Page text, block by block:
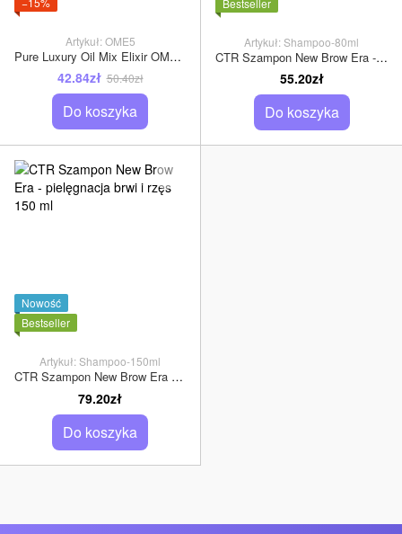
Artykuł: OME5
Pure Luxury Oil Mix Elixir OME 5 ml
42.84zł 50.40zł
Do koszyka
Artykuł: Shampoo-80ml
CTR Szampon New Brow Era - pielęgnacja brwi i rzęs 80 ml
55.20zł
Do koszyka
Nowość
Bestseller
Artykuł: Shampoo-150ml
CTR Szampon New Brow Era - pielęgnacja brwi i rzęs 150 ml
79.20zł
Do koszyka